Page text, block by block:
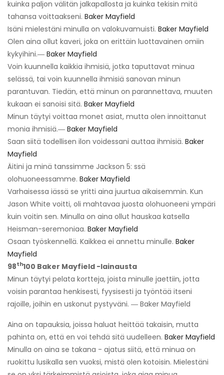
kuinka paljon välitän jalkapallosta ja kuinka tekisin mitä
tahansa voittaakseni. Baker Mayfield
Isäni mielestäni minulla on valokuvamuisti. Baker Mayfield
Olen aina ollut kaveri, joka on erittäin luottavainen omiin
kykyihini.― Baker Mayfield
Voin kuunnella kaikkia ihmisiä, jotka taputtavat minua
selässä, tai voin kuunnella ihmisiä sanovan minun
parantuvan. Tiedän, että minun on parannettava, muuten
kukaan ei sanoisi sitä. Baker Mayfield
Minun täytyi voittaa monet asiat, mutta olen innoittanut
monia ihmisiä.― Baker Mayfield
Saan siitä todellisen ilon voidessani auttaa ihmisiä. Baker
Mayfield
Äitini ja minä tanssimme Jackson 5: ssä
olohuoneessamme. Baker Mayfield
Varhaisessa iässä se yritti aina juurtua aikaisemmin. Kun
Jason White voitti, oli mahtavaa juosta olohuoneeni ympäri
kuin voitin sen. Minulla on aina ollut hauskaa katsella
Heisman-seremoniaa. Baker Mayfield
Osaan työskennellä. Kaikkea ei annettu minulle. Baker
Mayfield
98th100 Baker Mayfield -lainausta
Minun täytyi pelata kortteja, joista minulle jaettiin, jotta
voisin parantaa henkisesti, fyysisesti ja työntää itseni
rajoille, joihin en uskonut pystyväni. ― Baker Mayfield
Aina on tapauksia, joissa haluat heittää takaisin, mutta
pahinta on, että en voi tehdä sitä uudelleen. Baker Mayfield
Minulla on aina se takana - ajatus siitä, että minua on
ruokittu lusikalla sen vuoksi, mistä olen kotoisin. Mielestäni